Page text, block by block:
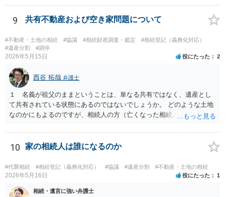
ベースの場合、仮に弁護士から通知するとしてもソフトな表現を使っ
た「お手紙」にならざるを得ず、内容証明郵便が不適当なケースもあ
るでしょう。 つまり、本件で「弁護士から内容証明を送り土地の名義
変更を促すことが出来るかどうか」を判断するためには、詳しい背景
事情が必要です。詳しい事情もとに、弁護士へ直接ご相談いただいた
方がよいでしょう。
9 共有不動産および空き家問題について
#不動産・土地の相続 #協議 #相続財産調査・鑑定
#相続登記（義務化対応）
#遺産分割
#調停
2026年5月15日 役にたった 2
西谷 拓哉 弁護士
１ 名義が祖父のままということは、単なる共有ではなく、遺産とし
て共有されている状態にあるのではないでしょうか。 どのような土地
なのかにもよるのですが、相続人の方（亡くなった相続人がおられる
の申立てを行うことが考えられます。 たとえば、みなが要らない土地
建物ということであれば、遺産分割協議の中で、申立人のお父様が全
て権利を無償で取得して 今後は、お父様で必要な対応を行うと提案す
ることなどは一つ考えられるかなと思います。 なお、遺産としての共
有と、通常の共有が混在している場合はまた少し話が変わってきます
のでご留意ください。 ２ 法テラスの利用については各法律事務所に
直接お尋ねされるとよいと思います。一定の収入や預貯金がお父さま
10 家の相続人は誰になるのか
#代襲相続 #相続登記（義務化対応） #協議 #遺産分割 #不動産・土地の相続
2026年5月16日 役にたった 1
相続・遺言に強い弁護士